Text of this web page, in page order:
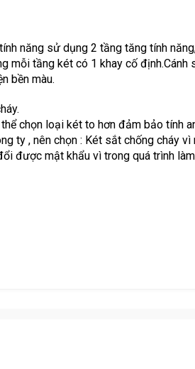
năng sử dụng 2 tầng tăng tính
mỗi tầng két có 1 khay cố định.Cánh
bền màu.
chọn loại két to hơn đảm bảo tính
ty , nên chọn : Két sắt chống cháy vì
được mật khẩu vì trong quá trình